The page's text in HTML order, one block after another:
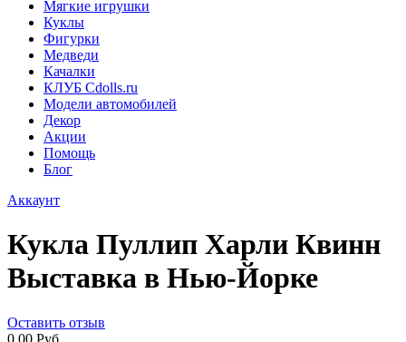
Мягкие игрушки
Куклы
Фигурки
Медведи
Качалки
КЛУБ Cdolls.ru
Модели автомобилей
Декор
Акции
Помощь
Блог
Аккаунт
Кукла Пуллип Харли Квинн
Выставка в Нью-Йорке
Оставить отзыв
0,00 Руб.